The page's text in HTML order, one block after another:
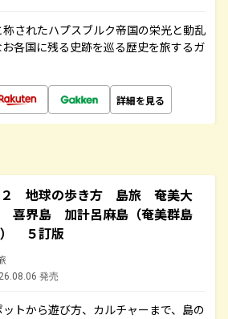
称されたハプスブルク帝国の栄光と動乱
各国に残る史跡を巡る歴史を旅するガ
詳細を見る
２ 地球の歩き方 島旅 奄美大
喜界島 加計呂麻島（奄美群島
） ５訂版
発売
トから遊び方、カルチャーまで、島の